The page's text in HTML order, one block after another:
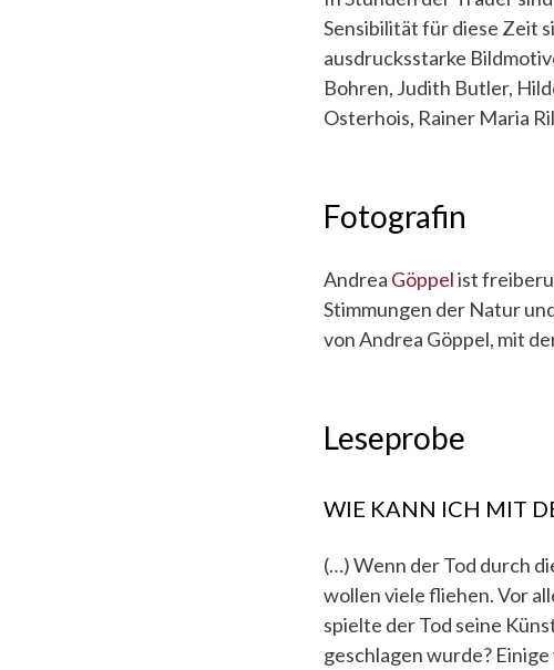
Sensibilität für diese Zeit
ausdrucksstarke
Bohren, Judith Butler,
Osterhois, Rainer Maria
Fotografin
Andrea Göppelist
Stimmungen der Natur
von Andrea Göppel, mit
Leseprobe
WIE KANN ICH MIT
(…) Wenn der Tod durch
wollen viele fliehen. Vor
spielte der Tod seine
geschlagen wurde?